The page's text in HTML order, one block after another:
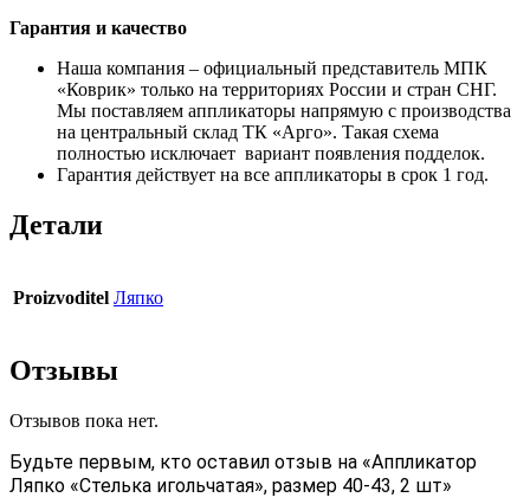
Гарантия и качество
Наша компания – официальный представитель МПК
«Коврик» только на территориях России и стран СНГ.
Мы поставляем аппликаторы напрямую с производства
на центральный склад ТК «Арго». Такая схема
полностью исключает вариант появления подделок.
Гарантия действует на все аппликаторы в срок 1 год.
Детали
Proizvoditel Ляпко
Отзывы
Отзывов пока нет.
Будьте первым, кто оставил отзыв на «Аппликатор
Ляпко «Стелька игольчатая», размер 40-43, 2 шт»